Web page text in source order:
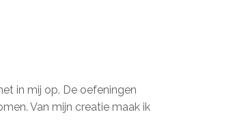
in mij op. De oefeningen
Van mijn creatie maak ik